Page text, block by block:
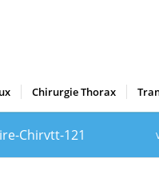
Chirurgie Thorax
Chirvtt-121